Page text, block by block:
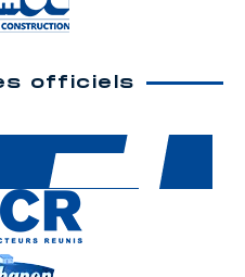
officiels